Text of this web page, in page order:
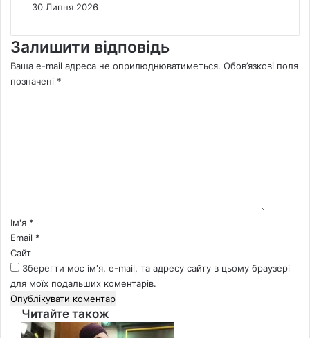
30 Липня 2026
Залишити відповідь
Ваша e-mail адреса не оприлюднюватиметься. Обов’язкові поля
позначені *
*Ім'я *
Email *
Сайт
Зберегти моє ім'я, e-mail, та адресу сайту в цьому браузері
для моїх подальших коментарів.
Читайте також
Close